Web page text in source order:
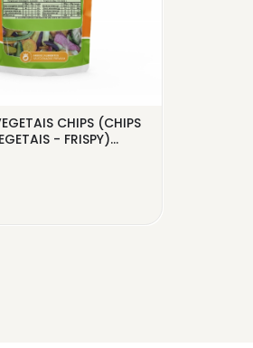
CHIPS (CHIPS
- FRISPY)...